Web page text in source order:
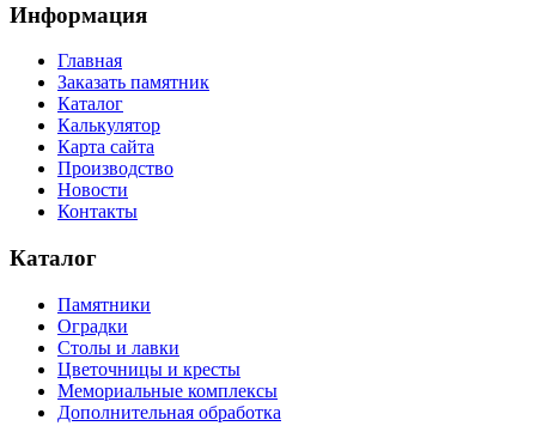
Информация
Главная
Заказать памятник
Каталог
Калькулятор
Карта сайта
Производство
Новости
Контакты
Каталог
Памятники
Оградки
Столы и лавки
Цветочницы и кресты
Мемориальные комплексы
Дополнительная обработка